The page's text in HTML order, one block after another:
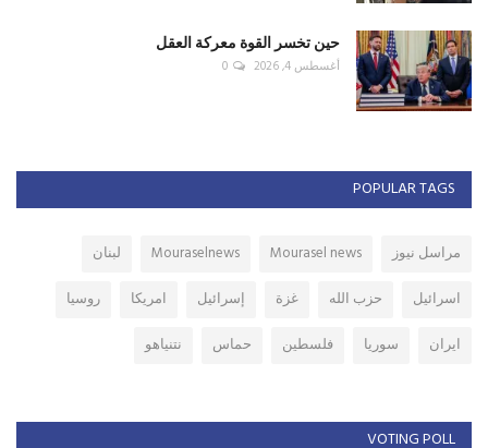
حين تخسر القوة معركة العقل
أغسطس 4, 2026 0
POPULAR TAGS
مراسل نيوز Mourasel news
Mouraselnews
لبنان
اسرائيل
حزب الله غزة إسرائيل امريكا
روسيا
ايران
سوريا فلسطين حماس نتنياهو
VOTING POLL